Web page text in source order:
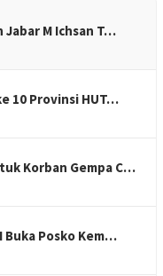
Jabar M Ichsan T…
10 Provinsi HUT…
Korban Gempa C…
Buka Posko Kem…